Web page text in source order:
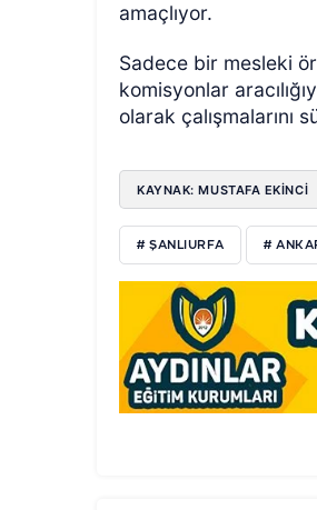
amaçlıyor.
Sadece bir mesleki
komisyonlar
olarak çalışmalarını
KAYNAK: MUSTAFA EKİNCİ
# ŞANLIURFA #